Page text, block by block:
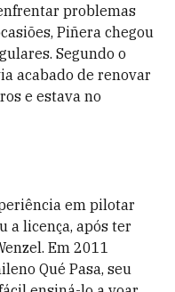
problemas
Piñera chegou
Segundo o
acabado de renovar
e estava no
em pilotar
a licença, após ter
Em 2011
Qué Pasa, seu